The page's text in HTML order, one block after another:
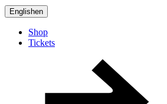
Englishen
Shop
Tickets